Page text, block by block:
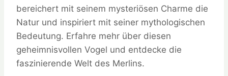
bereichert mit seinem mysteriösen Charme die
Natur und inspiriert mit seiner mythologischen
Bedeutung. Erfahre mehr über diesen
geheimnisvollen Vogel und entdecke die
faszinierende Welt des Merlins.